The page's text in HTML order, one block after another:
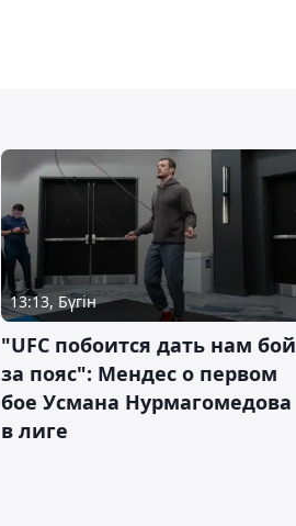
13:13, Бүгін
"UFC побоится дать нам бой
за пояс": Мендес о первом
бое Усмана Нурмагомедова
в лиге